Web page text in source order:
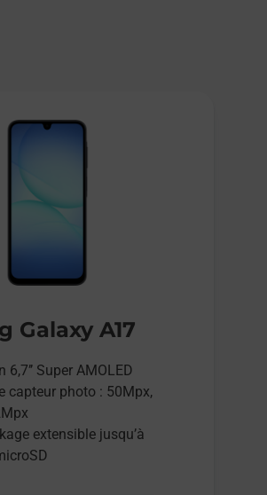
Galaxy A17
6,7’’ Super AMOLED
capteur photo : 50Mpx,
extensible jusqu’à